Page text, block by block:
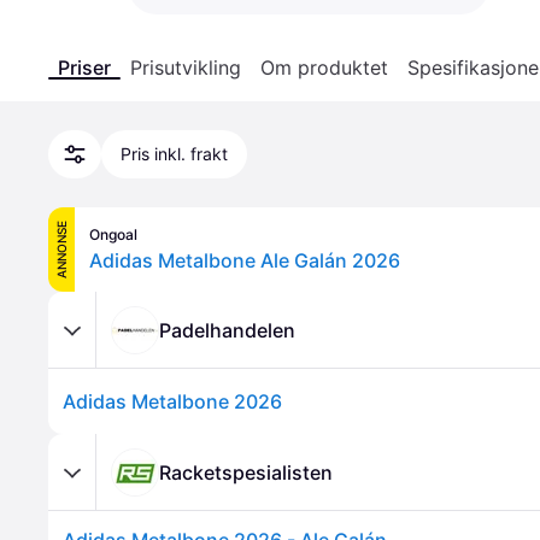
Priser Prisutvikling Om produktet
Pris inkl. frakt
ANNONSE Ongoal
Adidas Metalbone Ale Galán 2026
Padelhandelen
Adidas Metalbone 2026
Racketspesialisten